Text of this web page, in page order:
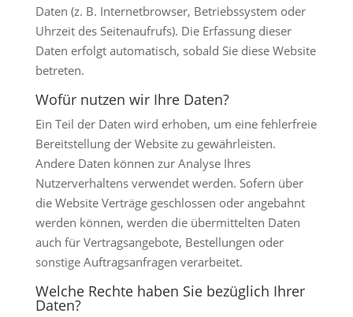
Daten (z. B. Internetbrowser, Betriebssystem oder
Uhrzeit des Seitenaufrufs). Die Erfassung dieser
Daten erfolgt automatisch, sobald Sie diese Website
betreten.
Wofür nutzen wir Ihre Daten?
Ein Teil der Daten wird erhoben, um eine fehlerfreie
Bereitstellung der Website zu gewährleisten.
Andere Daten können zur Analyse Ihres
Nutzerverhaltens verwendet werden. Sofern über
die Website Verträge geschlossen oder angebahnt
werden können, werden die übermittelten Daten
auch für Vertragsangebote, Bestellungen oder
sonstige Auftragsanfragen verarbeitet.
Welche Rechte haben Sie bezüglich Ihrer
Daten?